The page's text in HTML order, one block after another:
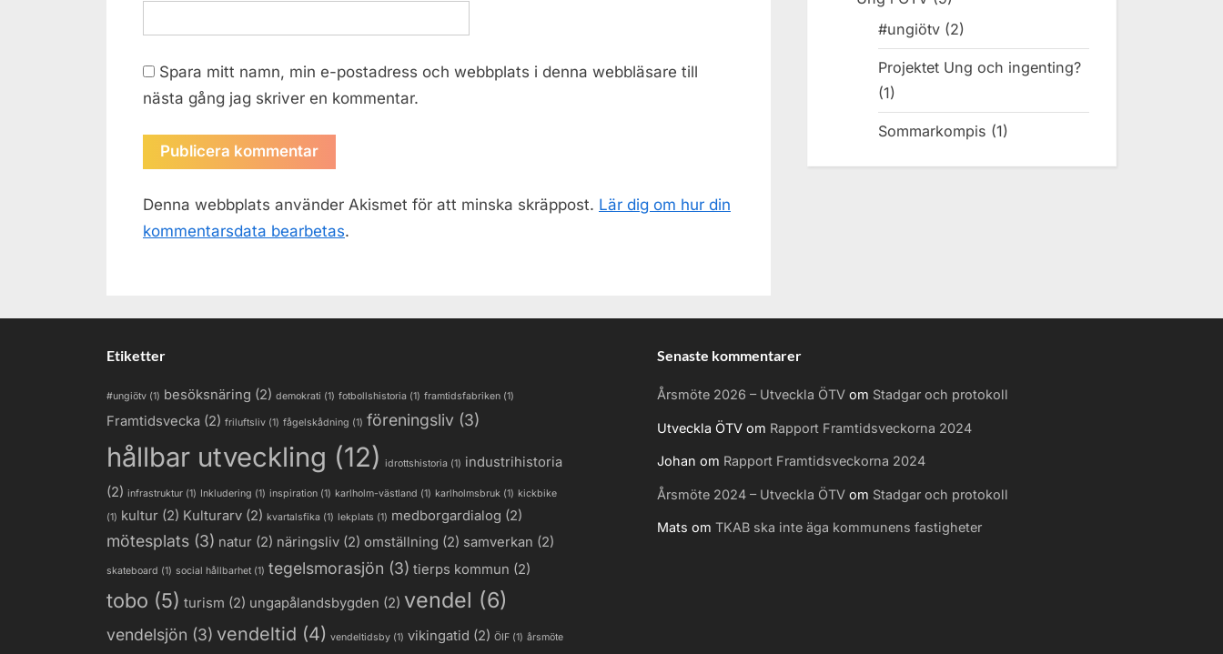
Spara mitt namn, min e-postadress och webbplats i denna webbläsare till
nästa gång jag skriver en kommentar.
Denna webbplats använder Akismet för att minska skräppost. Lär dig om hur din
kommentarsdata bearbetas.
#ungiötv (2)
Projektet Ung och ingenting?
(1)
Sommarkompis (1)
Etiketter
#ungiötv (1) besöksnäring (2) demokrati (1) fotbollshistoria (1) framtidsfabriken (1)
Framtidsvecka (2) friluftsliv (1) fågelskådning (1) föreningsliv (3)
hållbar utveckling (12) idrottshistoria (1) industrihistoria
(2) infrastruktur (1) Inkludering (1) inspiration (1) karlholm-västland (1) karlholmsbruk (1) kickbike
(1) kultur (2) Kulturarv (2) kvartalsfika (1) lekplats (1) medborgardialog (2)
mötesplats (3) natur (2) näringsliv (2) omställning (2) samverkan (2)
skateboard (1) social hållbarhet (1) tegelsmorasjön (3) tierps kommun (2)
tobo (5) turism (2) ungapålandsbygden (2) vendel (6)
vendelsjön (3) vendeltid (4) vendeltidsby (1) vikingatid (2) ÖIF (1) årsmöte
Senaste kommentarer
Årsmöte 2026 – Utveckla ÖTV om Stadgar och protokoll
Utveckla ÖTV om Rapport Framtidsveckorna 2024
Johan om Rapport Framtidsveckorna 2024
Årsmöte 2024 – Utveckla ÖTV om Stadgar och protokoll
Mats om TKAB ska inte äga kommunens fastigheter